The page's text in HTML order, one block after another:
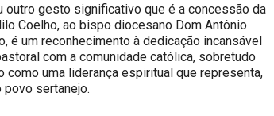
outro gesto significativo que é a concessão da
Coelho, ao bispo diocesano Dom Antônio
é um reconhecimento à dedicação incansável
com a comunidade católica, sobretudo
uma liderança espiritual que representa,
sertanejo.